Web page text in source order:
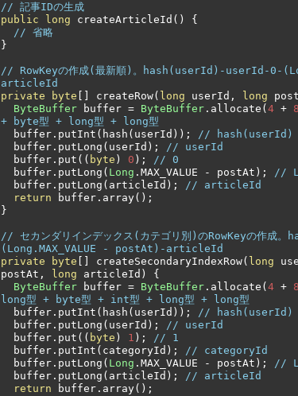
// 記事IDの生成
public
long createArticleId ()
{
// 省略
}
// RowKeyの作成(最新順)。hash(userId)-userId-0-
articleId
private
byte createRow( long userId , long
ByteBuffer buffer = ByteBuffer . allocate ( 4 + 8
+ byte型 + long型 + long型
  buffer
. putInt ( hash ( userId ));
// hash(userId)
  buffer
. putLong ( userId );
// userId
  buffer
. put (( byte ) 0 );
// 0
  buffer
. putLong ( Long . MAX_VALUE - postAt );
//
  buffer
. putLong ( articleId );
// articleId
return buffer . array();
}
// セカンダリインデックス(カテゴリ別)のRowKeyの
(Long.MAX_VALUE - postAt)-articleId
private
byte createSecondaryIndexRow( long
postAt , long articleId )
{
ByteBuffer buffer = ByteBuffer . allocate ( 4 + 8
long型 + byte型 + int型 + long型 + long型
  buffer
. putInt ( hash ( userId ));
// hash(userId)
  buffer
. putLong ( userId );
// userId
  buffer
. put (( byte ) 1 );
// 1
  buffer
. putInt ( categoryId );
// categoryId
  buffer
. putLong ( Long . MAX_VALUE - postAt );
//
  buffer
. putLong ( articleId );
// articleId
return buffer . array();